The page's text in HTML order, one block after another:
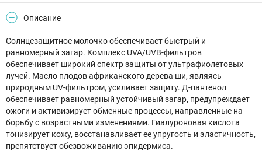
Описание
Солнцезащитное молочко обеспечивает быстрый и
равномерный загар. Комплекс UVA/UVB-фильтров
обеспечивает широкий спектр защиты от ультрафиолетовых
лучей. Масло плодов африканского дерева ши, являясь
природным UV-фильтром, усиливает защиту. Д-пантенол
обеспечивает равномерный устойчивый загар, предупреждает
ожоги и активизирует обменные процессы, направленные на
борьбу с возрастными изменениями. Гиалуроновая кислота
тонизирует кожу, восстанавливает ее упругость и эластичность,
препятствует обезвоживанию эпидермиса.